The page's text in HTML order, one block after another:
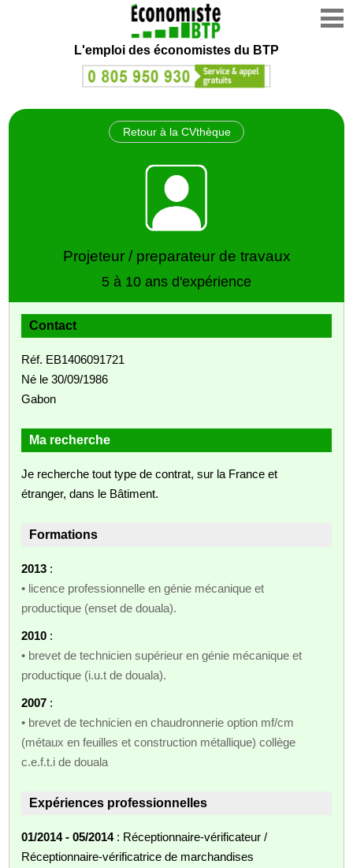
L'emploi des économistes du BTP
Retour à la CVthèque
Projeteur / preparateur de travaux
5 à 10 ans d'expérience
Contact
Réf. EB1406091721
Né le 30/09/1986
Gabon
Ma recherche
Je recherche tout type de contrat, sur la France et
étranger, dans le Bâtiment.
Formations
2013 :
• licence professionnelle en génie mécanique et
productique (enset de douala).
2010 :
• brevet de technicien supérieur en génie mécanique et
productique (i.u.t de douala).
2007 :
• brevet de technicien en chaudronnerie option mf/cm
(métaux en feuilles et construction métallique) collège
c.e.f.t.i de douala
Expériences professionnelles
01/2014 - 05/2014: Réceptionnaire-vérificateur /
Réceptionnaire-vérificatrice de marchandises